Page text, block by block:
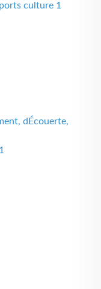
culture 1
dÉcouerte,